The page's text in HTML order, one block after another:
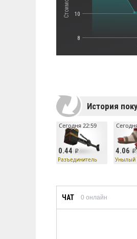
8
10
История
0.44
Сегодня 22:59
Разъединитель
4.06
Унылый
ЧАТ 0 онлайн